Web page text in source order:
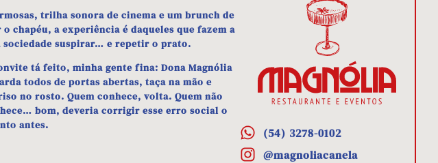
trilha sonora de cinema e um brunch de
chapéu, a experiência é daqueles que fazem a
sociedade suspirar… e repetir o prato.
tá feito, minha gente fina: Dona Magnólia
todos de portas abertas, taça na mão e
no rosto. Quem conhece, volta. Quem não
bom, deveria corrigir esse erro social o
antes.
(54) 3278-0102
@magnoliacanela